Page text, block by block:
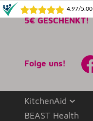
5€ GESCHENKT!
Folge uns!
KitchenAid
BEAST Health